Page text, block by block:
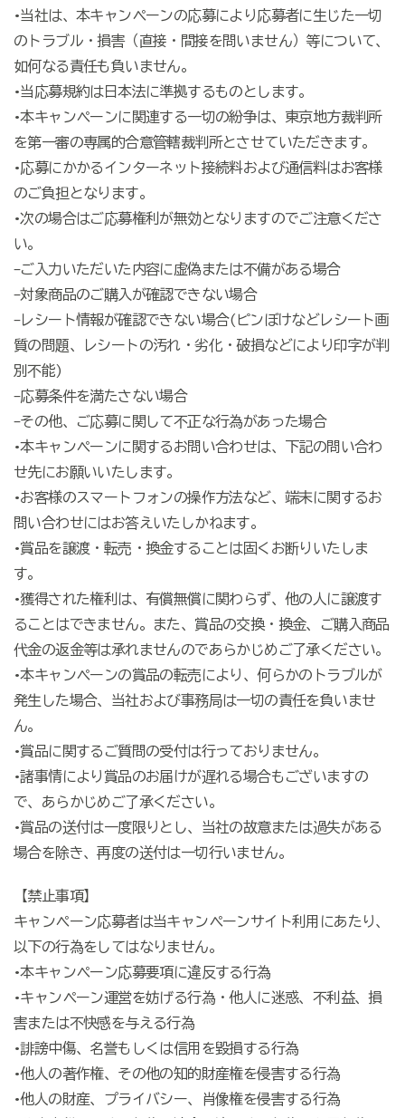
•当社は、本キャンペーンの応募により応募者に生じた一切
のトラブル・損害（直接・間接を問いません）等について、
如何なる責任も負いません。
•当応募規約は日本法に準拠するものとします。
•本キャンペーンに関連する一切の紛争は、東京地方裁判所
を第一審の専属的合意管轄裁判所とさせていただきます。
•応募にかかるインターネット接続料および通信料はお客様
のご負担となります。
•次の場合はご応募権利が無効となりますのでご注意くださ
い。
-ご入力いただいた内容に虚偽または不備がある場合
-対象商品のご購入が確認できない場合
-レシート情報が確認できない場合(ピンぼけなどレシート画
質の問題、レシートの汚れ・劣化・破損などにより印字が判
別不能)
-応募条件を満たさない場合
-その他、ご応募に関して不正な行為があった場合
•本キャンペーンに関するお問い合わせは、下記の問い合わ
せ先にお願いいたします。
•お客様のスマートフォンの操作方法など、端末に関するお
問い合わせにはお答えいたしかねます。
•賞品を譲渡・転売・換金することは固くお断りいたしま
す。
•獲得された権利は、有償無償に関わらず、他の人に譲渡す
ることはできません。また、賞品の交換・換金、ご購入商品
代金の返金等は承れませんのであらかじめご了承ください。
•本キャンペーンの賞品の転売により、何らかのトラブルが
発生した場合、当社および事務局は一切の責任を負いませ
ん。
•賞品に関するご質問の受付は行っておりません。
•諸事情により賞品のお届けが遅れる場合もございますの
で、あらかじめご了承ください。
•賞品の送付は一度限りとし、当社の故意または過失がある
場合を除き、再度の送付は一切行いません。
【禁止事項】
キャンペーン応募者は当キャンペーンサイト利用にあたり、
以下の行為をしてはなりません。
•本キャンペーン応募要項に違反する行為
•キャンペーン運営を妨げる行為・他人に迷惑、不利益、損
害または不快感を与える行為
•誹謗中傷、名誉もしくは信用を毀損する行為
•他人の著作権、その他の知的財産権を侵害する行為
•他人の財産、プライバシー、肖像権を侵害する行為